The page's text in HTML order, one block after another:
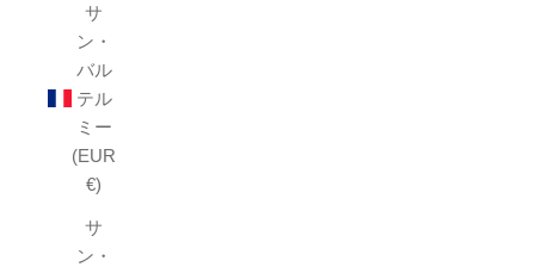
サ
ン・
バル
テル
ミー
(EUR
€)
サ
ン・